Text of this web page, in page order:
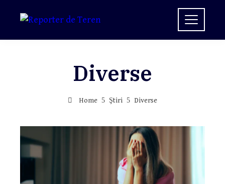
Diverse
Home Ştiri Diverse